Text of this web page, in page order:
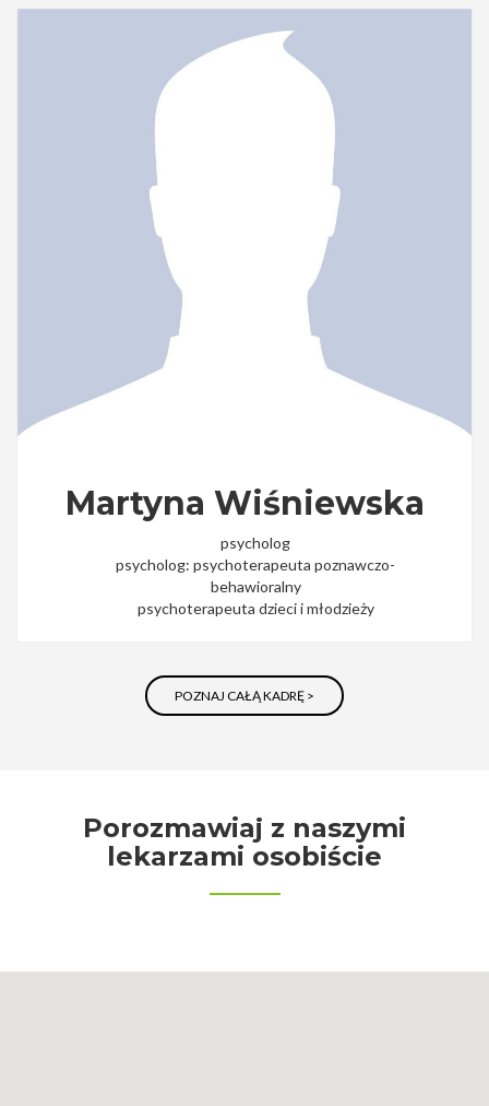
Martyna Wiśniewska
psycholog
psycholog: psychoterapeuta poznawczo-
behawioralny
psychoterapeuta dzieci i młodzieży
POZNAJ CAŁĄ KADRĘ >
Porozmawiaj z naszymi
lekarzami osobiście